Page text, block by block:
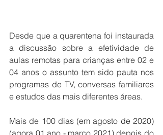
Desde que a quarentena foi instaurada
a discussão sobre a efetividade de
aulas remotas para crianças entre 02 e
04 anos o assunto tem sido pauta nos
programas de TV, conversas familiares
e estudos das mais diferentes áreas.
Mais de 100 dias (em agosto de 2020)